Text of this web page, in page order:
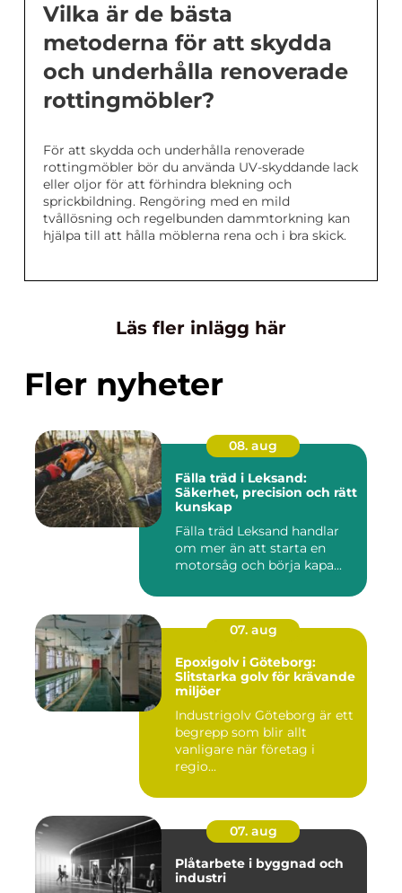
Vilka är de bästa
metoderna för att skydda
och underhålla renoverade
rottingmöbler?
För att skydda och underhålla renoverade
rottingmöbler bör du använda UV-skyddande lack
eller oljor för att förhindra blekning och
sprickbildning. Rengöring med en mild
tvållösning och regelbunden dammtorkning kan
hjälpa till att hålla möblerna rena och i bra skick.
Läs fler inlägg här
Fler nyheter
08. aug
Fälla träd i Leksand:
Säkerhet, precision och rätt
kunskap
Fälla träd Leksand handlar
om mer än att starta en
motorsåg och börja kapa...
07. aug
Epoxigolv i Göteborg:
Slitstarka golv för krävande
miljöer
Industrigolv Göteborg är ett
begrepp som blir allt
vanligare när företag i
regio...
07. aug
Plåtarbete i byggnad och
industri